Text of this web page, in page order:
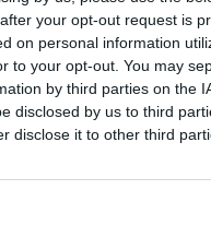
your opt-out request is
on personal information
to your opt-out. You may
by third parties on the
disclosed by us to third
disclose it to other third
la segunda, con
andaluza del
entre el 7 de enero y
y paritaria, se
Marín. Lo define como
Marín recalca las
y las